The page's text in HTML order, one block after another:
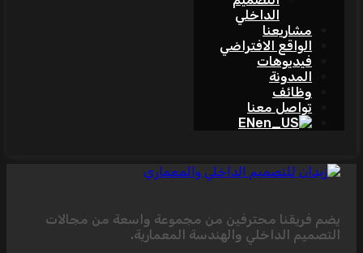
الداخلي
مشاريعنا
الواقع الافتراضي
فيديوهات
المدونة
وظائف
تواصل معنا
EN
يضم فريقنا محترفين من مجموعة واسعة من مجالات
التصميم الداخلي والهندسة المعمارية.